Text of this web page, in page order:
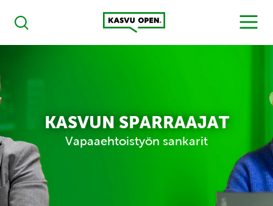
Haku
Kasvu Open
MENU
KASVUN SPARRAAJAT
Vapaaehtoistyön sankarit